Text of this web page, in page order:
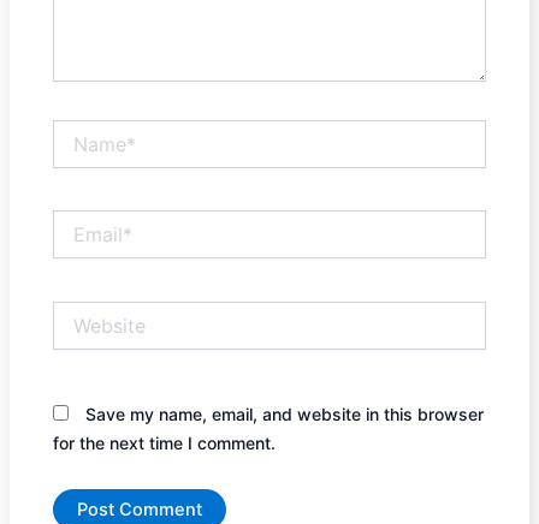
Save my name, email, and website in this browser
for the next time I comment.